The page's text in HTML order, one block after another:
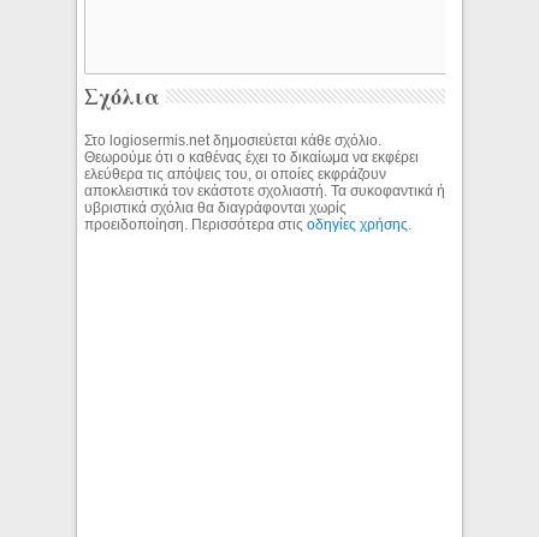
Σχόλια
Στο logiosermis.net δημοσιεύεται κάθε σχόλιο.
Θεωρούμε ότι ο καθένας έχει το δικαίωμα να εκφέρει
ελεύθερα τις απόψεις του, οι οποίες εκφράζουν
αποκλειστικά τον εκάστοτε σχολιαστή. Τα συκοφαντικά ή
υβριστικά σχόλια θα διαγράφονται χωρίς
προειδοποίηση. Περισσότερα στιςοδηγίες χρήσης